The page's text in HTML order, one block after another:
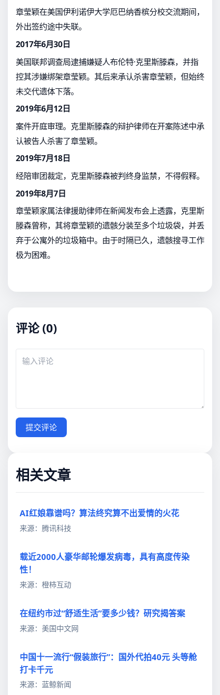
章莹颖在美国伊利诺伊大学厄巴纳香槟分校交流期间，
外出签约途中失联。
2017年6月30日
美国联邦调查局逮捕嫌疑人布伦特·克里斯滕森，并指
控其涉嫌绑架章莹颖。其后来承认杀害章莹颖，但始终
未交代遗体下落。
2019年6月12日
案件开庭审理。克里斯滕森的辩护律师在开案陈述中承
认被告人杀害了章莹颖。
2019年7月18日
经陪审团裁定，克里斯滕森被判终身监禁，不得假释。
2019年8月7日
章莹颖家属法律援助律师在新闻发布会上透露，克里斯
滕森曾称，其将章莹颖的遗骸分装至多个垃圾袋，并丢
弃于公寓外的垃圾箱中。由于时隔已久，遗骸搜寻工作
极为困难。
评论 (0)
提交评论
相关文章
AI红娘靠谱吗？算法终究算不出爱情的火花
来源：腾讯科技
载近2000人豪华邮轮爆发病毒，具有高度传染
性！
来源：橙柿互动
在纽约市过“舒适生活”要多少钱？研究揭答案
来源：美国中文网
中国十一流行“假装旅行”：国外代拍40元 头等舱
打卡千元
来源：蓝鲸新闻